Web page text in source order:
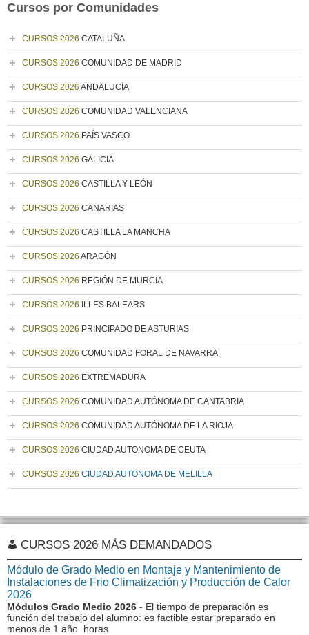
Cursos por Comunidades
CURSOS 2026 CATALUÑA
CURSOS 2026 COMUNIDAD DE MADRID
CURSOS 2026 ANDALUCÍA
CURSOS 2026 COMUNIDAD VALENCIANA
CURSOS 2026 PAÍS VASCO
CURSOS 2026 GALICIA
CURSOS 2026 CASTILLA Y LEÓN
CURSOS 2026 CANARIAS
CURSOS 2026 CASTILLA LA MANCHA
CURSOS 2026 ARAGÓN
CURSOS 2026 REGIÓN DE MURCIA
CURSOS 2026 ILLES BALEARS
CURSOS 2026 PRINCIPADO DE ASTURIAS
CURSOS 2026 COMUNIDAD FORAL DE NAVARRA
CURSOS 2026 EXTREMADURA
CURSOS 2026 COMUNIDAD AUTÓNOMA DE CANTABRIA
CURSOS 2026 COMUNIDAD AUTÓNOMA DE LA RIOJA
CURSOS 2026 CIUDAD AUTONOMA DE CEUTA
CURSOS 2026 CIUDAD AUTONOMA DE MELILLA
CURSOS 2026 MÁS DEMANDADOS
Módulo de Grado Medio en Montaje y Mantenimiento de
Instalaciones de Frio Climatización y Producción de Calor
2026
Módulos Grado Medio 2026 - El tiempo de preparación es
función del trabajo del alumno: es factible estar preparado en
menos de 1 año horas